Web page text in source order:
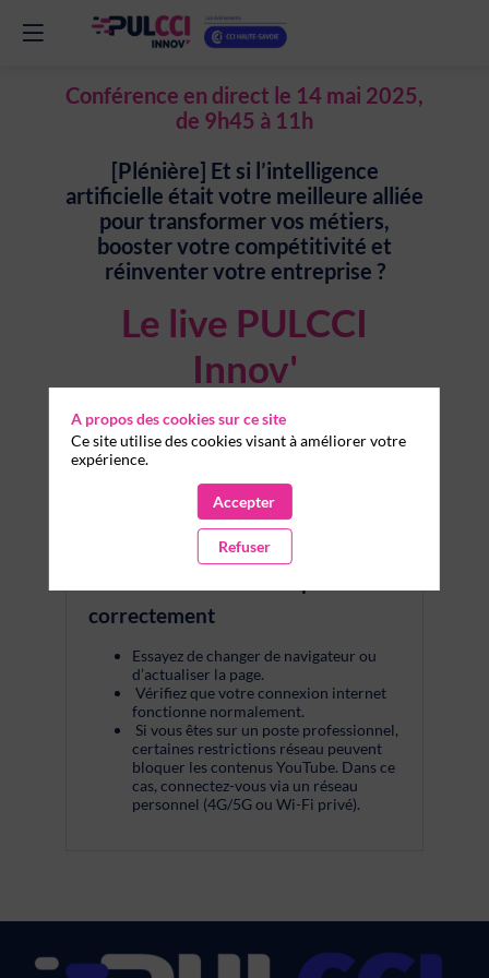
Conférence en direct le 14 mai 2025,
de 9h45 à 11h
[Plénière] Et si l’intelligence
artificielle était votre meilleure alliée
pour transformer vos métiers,
booster votre compétitivité et
réinventer votre entreprise ?
Le live PULCCI
Innov'
Accédez au live Youtube
correctement
Essayez de changer de navigateur ou
d’actualiser la page.
Vérifiez que votre connexion internet
fonctionne normalement.
Si vous êtes sur un poste professionnel,
certaines restrictions réseau peuvent
bloquer les contenus YouTube. Dans ce
cas, connectez-vous via un réseau
personnel (4G/5G ou Wi-Fi privé).
A propos des cookies sur ce site
Ce site utilise des cookies visant à améliorer votre
expérience.
Accepter
Refuser